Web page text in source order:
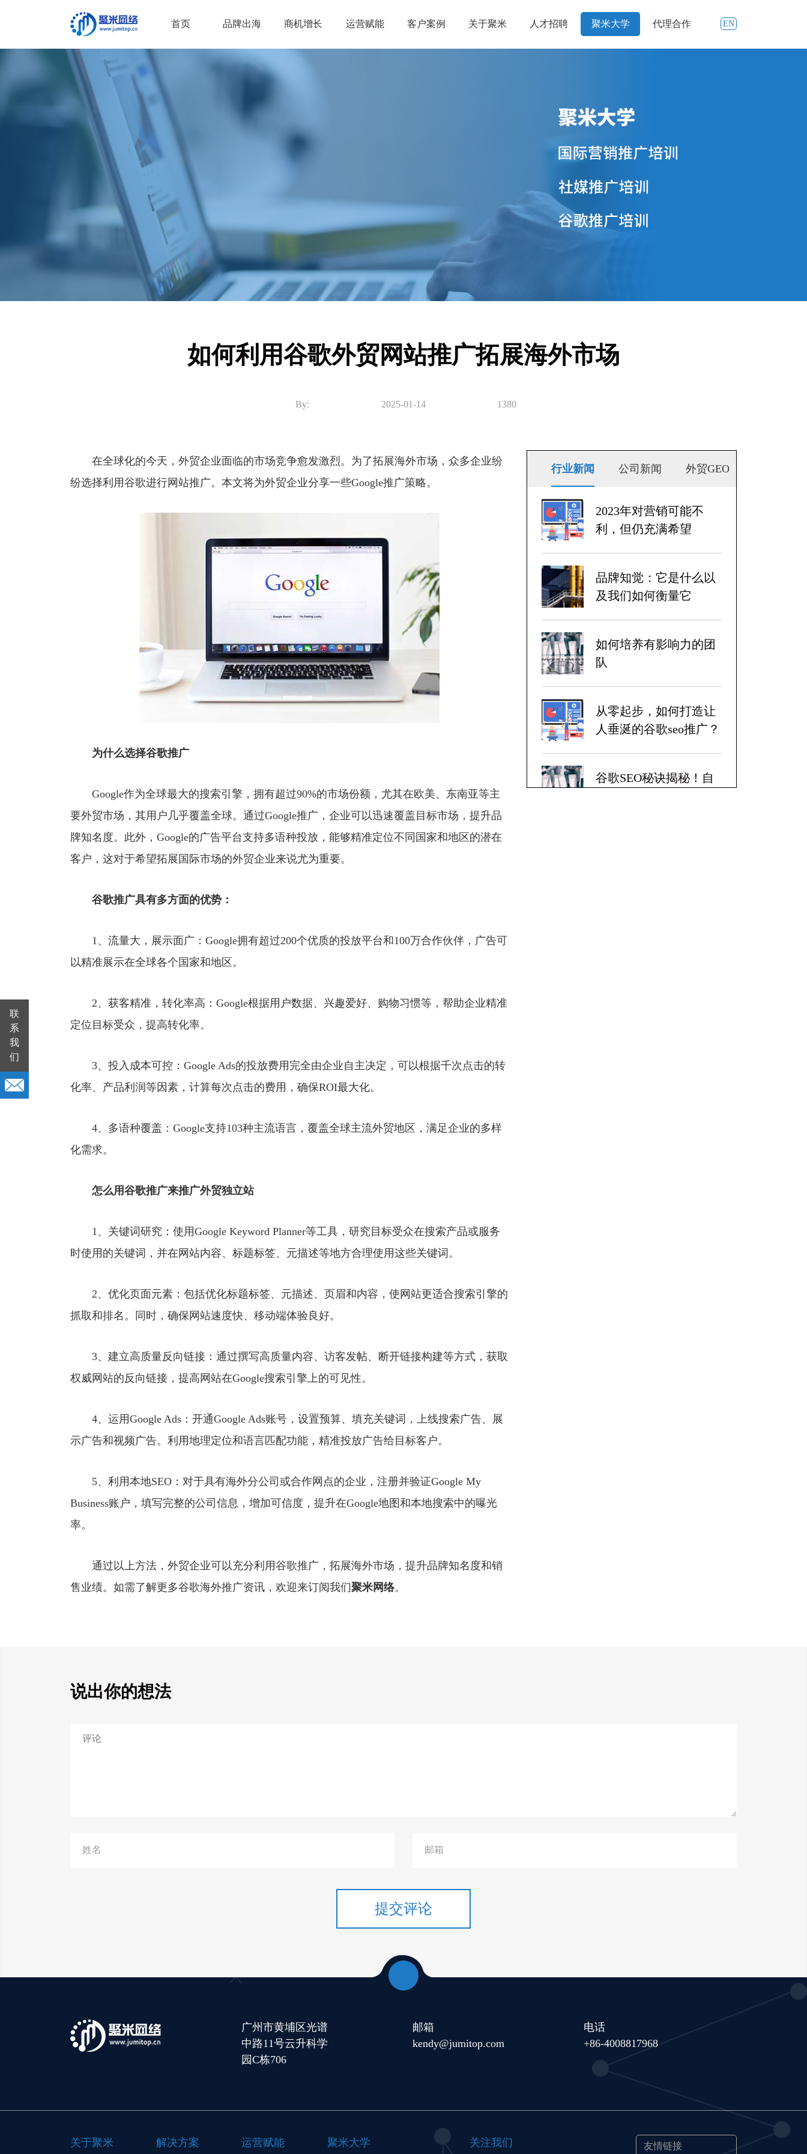
首页 品牌出海 商机增长 运营赋能 客户案例 关于聚米 人才招聘 聚米大学 代理合作 EN
如何利用谷歌外贸网站推广拓展海外市场
By: 2025-01-14 1380
在全球化的今天，外贸企业面临的市场竞争愈发激烈。为了拓展海外市场，众多企业纷
纷选择利用谷歌进行网站推广。本文将为外贸企业分享一些Google推广策略。
为什么选择谷歌推广
Google作为全球最大的搜索引擎，拥有超过90%的市场份额，尤其在欧美、东南亚等主
要外贸市场，其用户几乎覆盖全球。通过Google推广，企业可以迅速覆盖目标市场，提升品
牌知名度。此外，Google的广告平台支持多语种投放，能够精准定位不同国家和地区的潜在
客户，这对于希望拓展国际市场的外贸企业来说尤为重要。
谷歌推广具有多方面的优势：
1、流量大，展示面广：Google拥有超过200个优质的投放平台和100万合作伙伴，广告可
以精准展示在全球各个国家和地区。
2、获客精准，转化率高：Google根据用户数据、兴趣爱好、购物习惯等，帮助企业精准
定位目标受众，提高转化率。
3、投入成本可控：Google Ads的投放费用完全由企业自主决定，可以根据千次点击的转
化率、产品利润等因素，计算每次点击的费用，确保ROI最大化。
4、多语种覆盖：Google支持103种主流语言，覆盖全球主流外贸地区，满足企业的多样
化需求。
怎么用谷歌推广来推广外贸独立站
1、关键词研究：使用Google Keyword Planner等工具，研究目标受众在搜索产品或服务
时使用的关键词，并在网站内容、标题标签、元描述等地方合理使用这些关键词。
2、优化页面元素：包括优化标题标签、元描述、页眉和内容，使网站更适合搜索引擎的
抓取和排名。同时，确保网站速度快、移动端体验良好。
3、建立高质量反向链接：通过撰写高质量内容、访客发帖、断开链接构建等方式，获取
权威网站的反向链接，提高网站在Google搜索引擎上的可见性。
4、运用Google Ads：开通Google Ads账号，设置预算、填充关键词，上线搜索广告、展
示广告和视频广告。利用地理定位和语言匹配功能，精准投放广告给目标客户。
5、利用本地SEO：对于具有海外分公司或合作网点的企业，注册并验证Google My
Business账户，填写完整的公司信息，增加可信度，提升在Google地图和本地搜索中的曝光
率。
通过以上方法，外贸企业可以充分利用谷歌推广，拓展海外市场，提升品牌知名度和销
售业绩。如需了解更多谷歌海外推广资讯，欢迎来订阅我们聚米网络。
行业新闻 公司新闻 外贸GEO
2023年对营销可能不
利，但仍充满希望
品牌知觉：它是什么以
及我们如何衡量它
如何培养有影响力的团
队
从零起步，如何打造让
人垂涎的谷歌seo推广？
谷歌SEO秘诀揭秘！自
说出你的想法
提交评论
联
系
我
们
广州市黄埔区光谱
中路11号云升科学
园C栋706
邮箱
kendy@jumitop.com
电话
+86-4008817968
关于聚米 解决方案 运营赋能 聚米大学 关注我们